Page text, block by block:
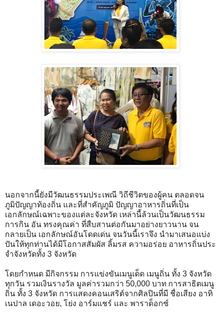
นอกจากนี้ยังมีวัฒนธรรมประเพณี วิถีชีวิตของผู้คน ตลอดจน
ภูมิปัญญาท้องถิ่น และที่สําคัญภูมิ ปัญญาอาหารถิ่นที่เป็น
เอกลักษณ์เฉพาะของแต่ละจังหวัด เหล่านี้ล้วนเป็นวัฒนธรรม
การกิน อัน ทรงคุณค่า ที่สืบสานต่อกันมาอย่างยาวนาน จน
กลายเป็น เอกลักษณ์อันโดดเด่น จนวันนี้เราจึง นํามาเสนอแบ่ง
ปันให้ทุกท่านได้มีโอกาสสัมผัส ลิ้มรส ความอร่อย อาหารถิ่นประ
จําจังหวัดทั้ง 3 จังหวัด
โดยกําหนด มีกิจกรรม การแข่งขันเมนูเด็ด เมนูถิ่น ทั้ง 3 จังหวัด
ทุกวัน รวมเงินรางวัล มูลค่ารวมกว่า 50,000 บาท การสาธิตเมนู
ถิ่น ทั้ง 3 จังหวัด การแสดงคอนเสริต์จากศิลปินที่มี ชื่อเสียง อาทิ
เนปาล เดอะวอย, โย่ง อาร์มแชร์ และ พาราด็อกซ์